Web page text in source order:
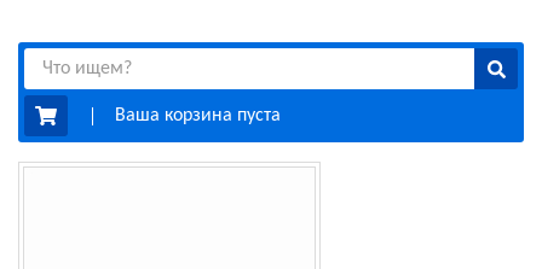
Ваша корзина пуста